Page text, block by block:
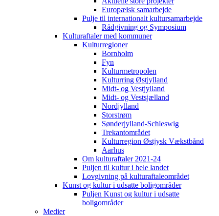
Europæisk samarbejde
Pulje til internationalt kultursamarbejde
Rådgivning og Symposium
Kulturaftaler med kommuner
Kulturregioner
Bornholm
Fyn
Kulturmetropolen
Kulturring Østjylland
Midt- og Vestjylland
Midt- og Vestsjælland
Nordjylland
Storstrøm
Sønderjylland-Schleswig
Trekantområdet
Kulturregion Østjysk Vækstbånd
Aarhus
Om kulturaftaler 2021-24
Puljen til kultur i hele landet
Lovgivning på kulturaftaleområdet
Kunst og kultur i udsatte boligområder
Puljen Kunst og kultur i udsatte
boligområder
Medier